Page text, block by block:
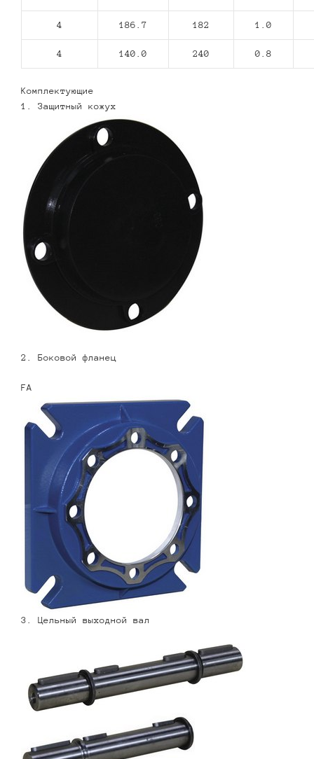
4 186.7 182 1.0
4 140.0 240 0.8
Комплектующие
1. Защитный кожух
2. Боковой фланец
FA
3. Цельный выходной вал